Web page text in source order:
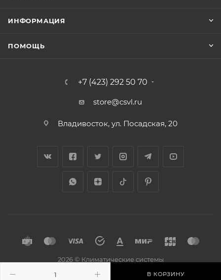
В КОРЗИНУ
ИНФОРМАЦИЯ
ПОМОЩЬ
+7 (423) 292 50 70
store@csvl.ru
Владивосток, ул. Посадская, 20
2026 © Климатические системы